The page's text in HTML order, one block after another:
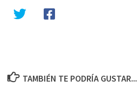
TAMBIÉN TE PODRÍA GUSTAR...